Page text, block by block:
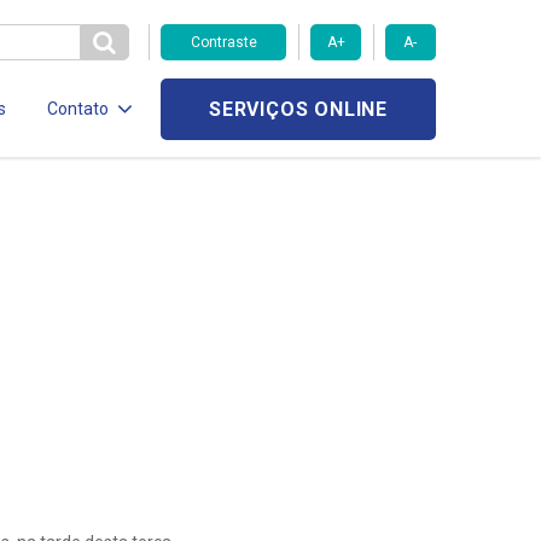
Contraste A+ A-
Contato SERVIÇOS ONLINE